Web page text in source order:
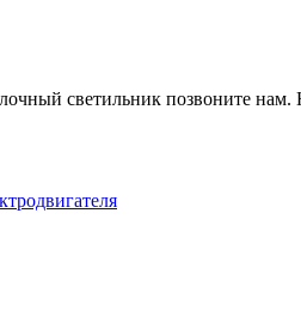
светильник позвоните нам.